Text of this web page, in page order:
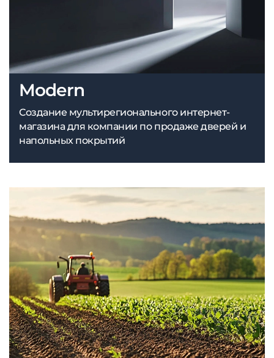
Modern
Создание мультирегионального интернет-
магазина для компании по продаже дверей и
напольных покрытий